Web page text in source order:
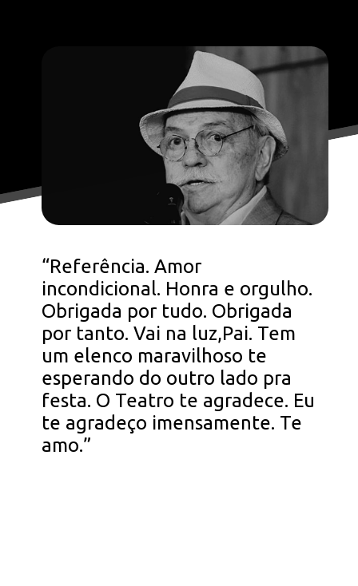
“Referência. Amor
incondicional. Honra e orgulho.
Obrigada por tudo. Obrigada
por tanto. Vai na luz,Pai. Tem
um elenco maravilhoso te
esperando do outro lado pra
festa. O Teatro te agradece. Eu
te agradeço imensamente. Te
amo.”